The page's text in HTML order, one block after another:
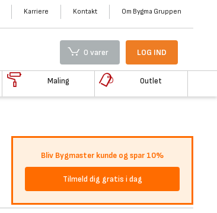
Karriere Kontakt Om Bygma Gruppen
0 varer LOG IND
Maling Outlet
Bliv Bygmaster kunde og spar 10%
Tilmeld dig gratis i dag